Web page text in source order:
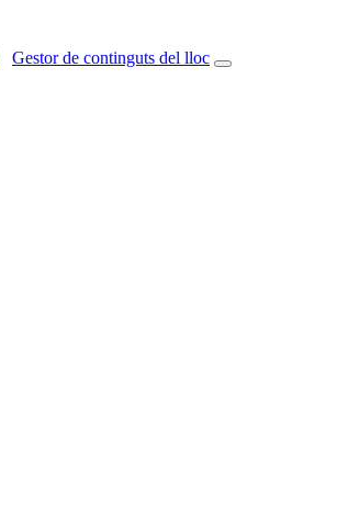
Gestor de continguts del lloc